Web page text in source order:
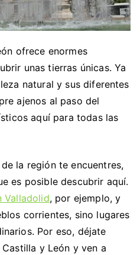
ofrece enormes
unas tierras únicas. Ya
natural y sus diferentes
ajenos al paso del
aquí para todas las
la región te encuentres,
es posible descubrir aquí.
Valladolid, por ejemplo, y
corrientes, sino lugares
Por eso, déjate
y León y ven a